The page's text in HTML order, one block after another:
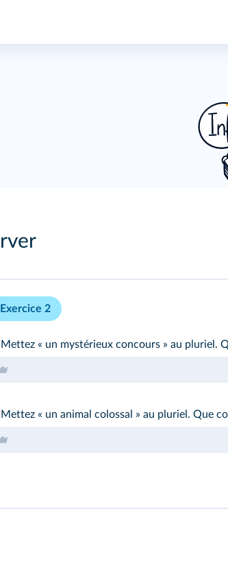
Exercice 2
Mettez « un mystérieux concours » au pluriel.
Mettez « un animal colossal » au pluriel. Que